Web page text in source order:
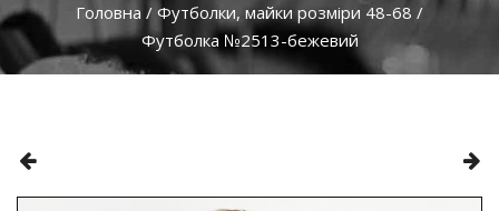
Головна / Футболки, майки розміри 48-68 /
Футболка №2513-бежевий